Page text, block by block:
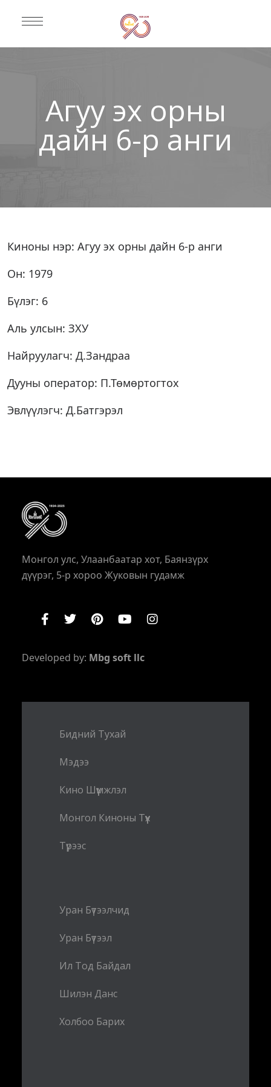
Агуу эх орны
дайн 6-р анги
Киноны нэр: Агуу эх орны дайн 6-р анги
Он: 1979
Бүлэг: 6
Аль улсын: ЗХУ
Найруулагч: Д.Зандраа
Дууны оператор: П.Төмөртогтох
Эвлүүлэгч: Д.Батгэрэл
Монгол улс, Улаанбаатар хот, Баянзүрх
дүүрэг, 5-р хороо Жуковын гудамж
Developed by: Mbg soft llc
Бидний Тухай
Мэдээ
Кино Шүүмжлэл
Монгол Киноны Түүх
Түрээс
Уран Бүтээлчид
Уран Бүтээл
Ил Тод Байдал
Шилэн Данс
Холбоо Барих